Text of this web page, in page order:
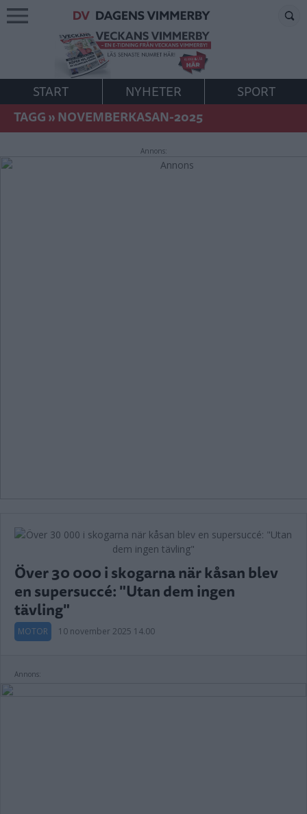
START NYHETER
SPORT
TAGG»NOVEMBERKASAN-2025
Annons:
Över 30 000 i skogarna när kåsan blev
en supersuccé: "Utan dem ingen
tävling"
MOTOR 10 november 2025 14.00
Annons: